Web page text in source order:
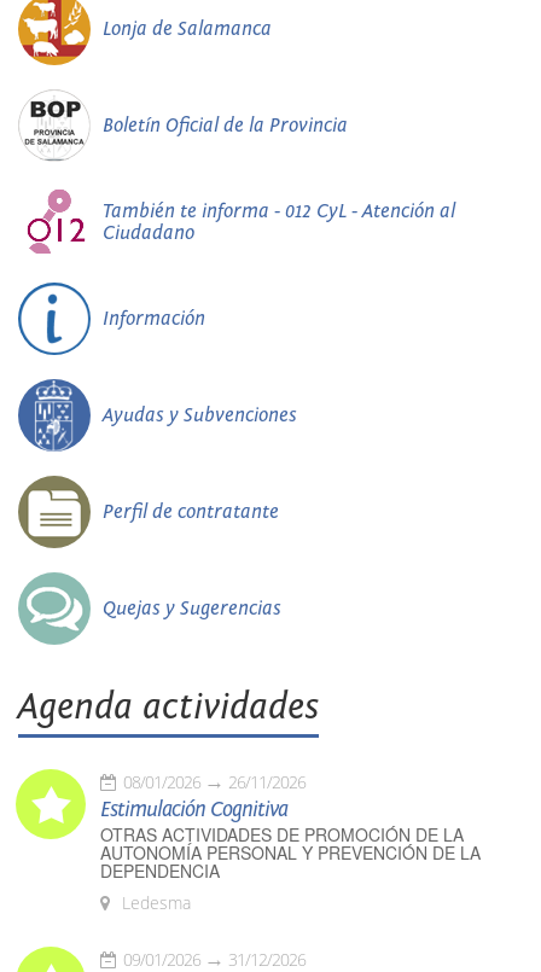
Lonja de Salamanca
Boletín Oficial de la Provincia
También te informa - 012 CyL - Atención al
Ciudadano
Información
Ayudas y Subvenciones
Perfil de contratante
Quejas y Sugerencias
Agenda actividades
08/01/2026 26/11/2026
Estimulación Cognitiva
OTRAS ACTIVIDADES DE PROMOCIÓN DE LA
AUTONOMÍA PERSONAL Y PREVENCIÓN DE LA
DEPENDENCIA
Ledesma
09/01/2026 31/12/2026